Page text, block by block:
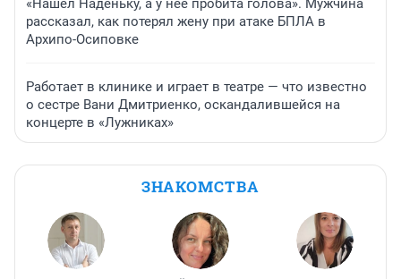
«Нашел Наденьку, а у нее пробита голова». Мужчина
рассказал, как потерял жену при атаке БПЛА в
Архипо-Осиповке
Работает в клинике и играет в театре — что известно
о сестре Вани Дмитриенко, оскандалившейся на
концерте в «Лужниках»
ЗНАКОМСТВА